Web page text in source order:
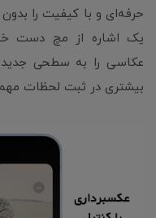
حرفه‌ای و با کیفیت را
یک اشاره از مچ دست
عکاسی را به سطحی جدید
بیشتری در ثبت لحظات